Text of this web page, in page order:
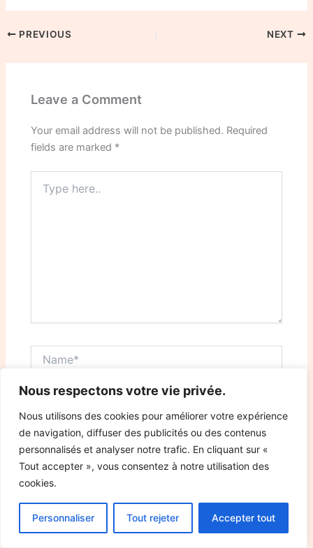
Nous respectons votre vie privée.
Nous utilisons des cookies pour améliorer votre expérience
de navigation, diffuser des publicités ou des contenus
personnalisés et analyser notre trafic. En cliquant sur «
Tout accepter », vous consentez à notre utilisation des
cookies.
Personnaliser Tout rejeter Accepter tout
PREVIOUS NEXT
Leave a Comment
Your email address will not be published. Required
fields are marked *
here..
Website
Save my name, email, and website in this browser
for the next time I comment.